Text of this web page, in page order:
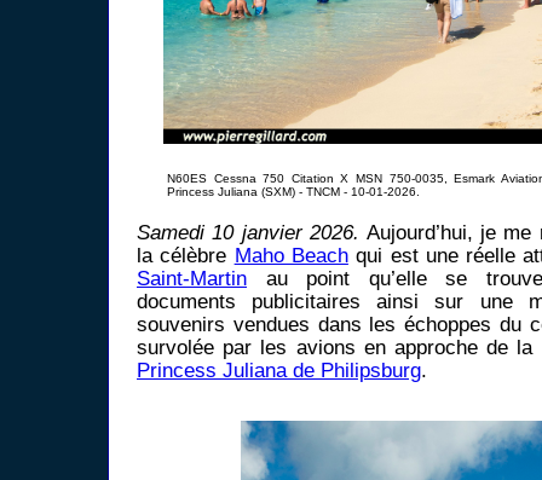
N60ES Cessna 750 Citation X MSN 750-0035, Esmark
Princess Juliana (SXM) - TNCM - 10-01-2026.
Samedi 10 janvier 2026. Aujourd’hui, je
la célèbre Maho Beachqui est une réelle
Saint-Martin au point qu’elle se
documents publicitaires ainsi sur une
souvenirs vendues dans les échoppes du
survolée par les avions en approche de la
Princess Juliana de Philipsburg.